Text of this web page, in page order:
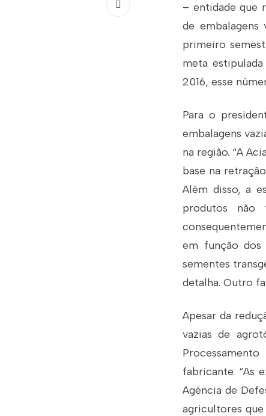
– entidade que
de
primeiro
meta
2016, esse
Para o
embalagens
na região. “A
base na
Além disso, a
produtos não
em função
sementes
detalha. Outro
Apesar da
vazias de
fabricante. “As
Agência de
agricultores